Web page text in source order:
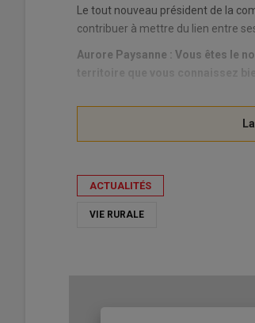
Le tout nouveau président de la
contribuer à mettre du lien entre
Aurore Paysanne : Vous êtes le
territoire que vous connaissez
ACTUALITÉS
VIE RURALE